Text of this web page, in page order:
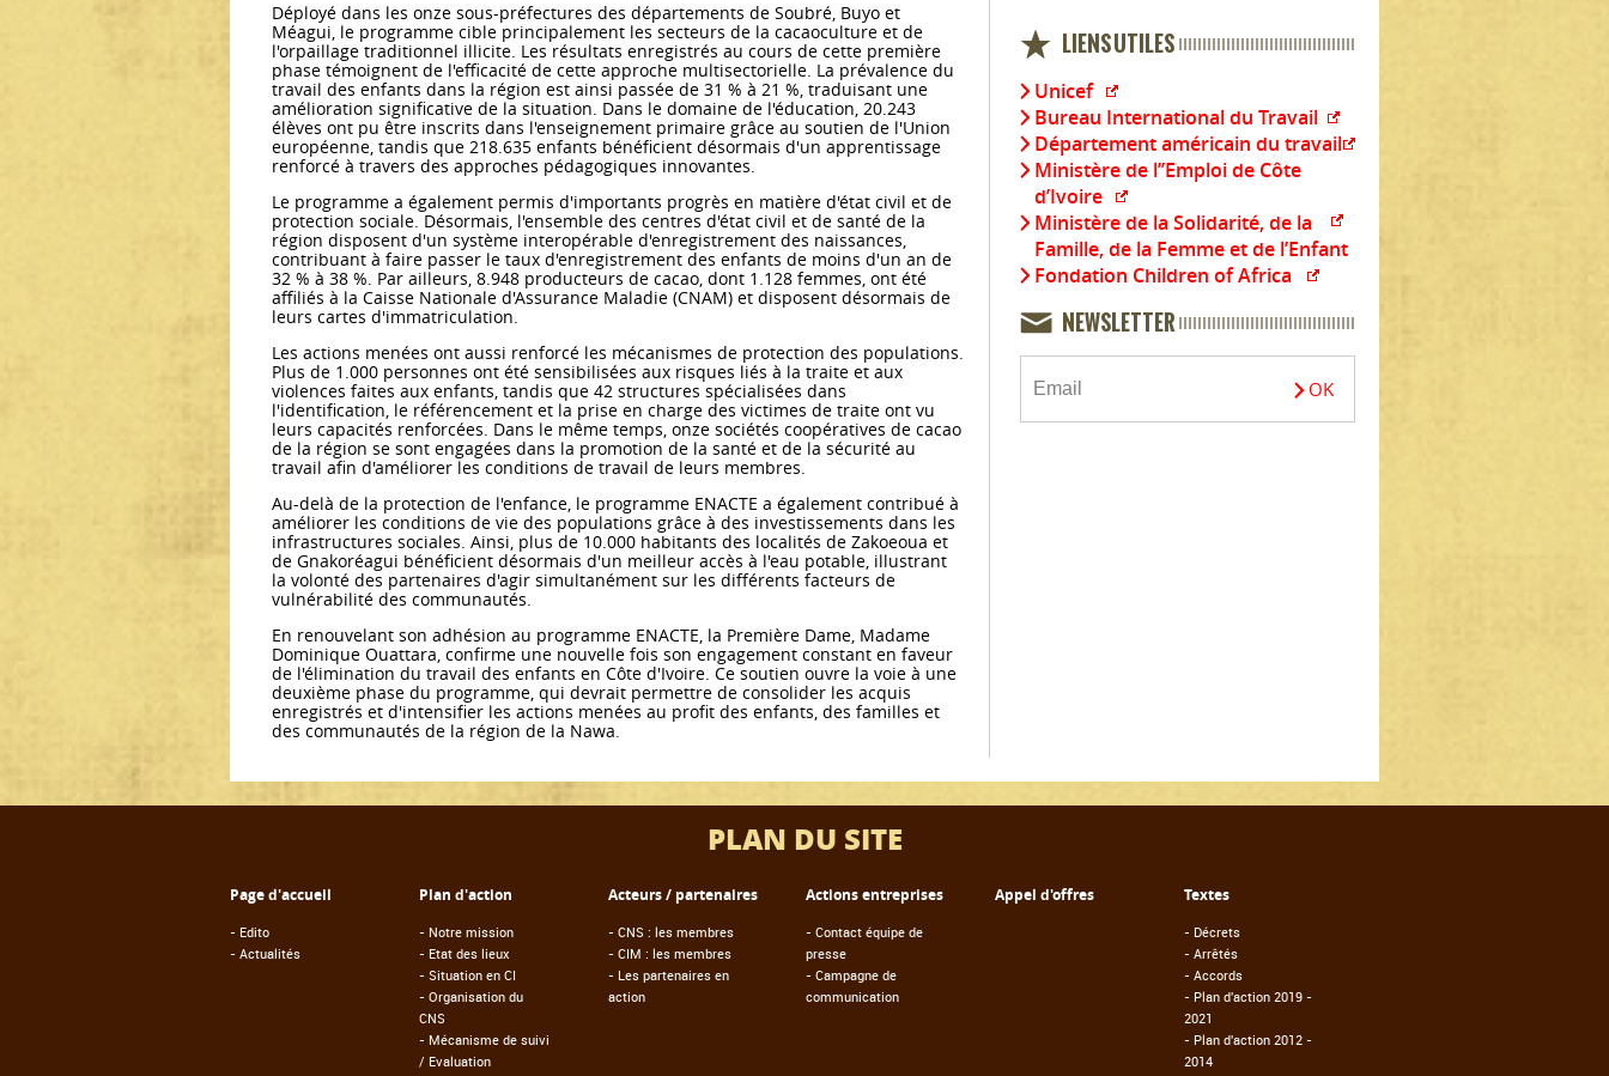
Déployé dans les onze sous-préfectures des départements de Soubré, Buyo et
Méagui, le programme cible principalement les secteurs de la cacaoculture et de
l'orpaillage traditionnel illicite. Les résultats enregistrés au cours de cette première
phase témoignent de l'efficacité de cette approche multisectorielle. La prévalence du
travail des enfants dans la région est ainsi passée de 31 % à 21 %, traduisant une
amélioration significative de la situation. Dans le domaine de l'éducation, 20.243
élèves ont pu être inscrits dans l'enseignement primaire grâce au soutien de l'Union
européenne, tandis que 218.635 enfants bénéficient désormais d'un apprentissage
renforcé à travers des approches pédagogiques innovantes.
Le programme a également permis d'importants progrès en matière d'état civil et de
protection sociale. Désormais, l'ensemble des centres d'état civil et de santé de la
région disposent d'un système interopérable d'enregistrement des naissances,
contribuant à faire passer le taux d'enregistrement des enfants de moins d'un an de
32 % à 38 %. Par ailleurs, 8.948 producteurs de cacao, dont 1.128 femmes, ont été
affiliés à la Caisse Nationale d'Assurance Maladie (CNAM) et disposent désormais de
leurs cartes d'immatriculation.
Les actions menées ont aussi renforcé les mécanismes de protection des populations.
Plus de 1.000 personnes ont été sensibilisées aux risques liés à la traite et aux
violences faites aux enfants, tandis que 42 structures spécialisées dans
l'identification, le référencement et la prise en charge des victimes de traite ont vu
leurs capacités renforcées. Dans le même temps, onze sociétés coopératives de cacao
de la région se sont engagées dans la promotion de la santé et de la sécurité au
travail afin d'améliorer les conditions de travail de leurs membres.
Au-delà de la protection de l'enfance, le programme ENACTE a également contribué à
améliorer les conditions de vie des populations grâce à des investissements dans les
infrastructures sociales. Ainsi, plus de 10.000 habitants des localités de Zakoeoua et
de Gnakoréagui bénéficient désormais d'un meilleur accès à l'eau potable, illustrant
la volonté des partenaires d'agir simultanément sur les différents facteurs de
vulnérabilité des communautés.
En renouvelant son adhésion au programme ENACTE, la Première Dame, Madame
Dominique Ouattara, confirme une nouvelle fois son engagement constant en faveur
de l'élimination du travail des enfants en Côte d'Ivoire. Ce soutien ouvre la voie à une
deuxième phase du programme, qui devrait permettre de consolider les acquis
enregistrés et d'intensifier les actions menées au profit des enfants, des familles et
des communautés de la région de la Nawa.
LIENS UTILES
Unicef
Bureau International du Travail
Département américain du travail
Ministère de l’’Emploi de Côte
d’Ivoire
Ministère de la Solidarité, de la
Famille, de la Femme et de l’Enfant
Fondation Children of Africa
NEWSLETTER
PLAN DU SITE
Page d'accueil
- Edito
- Actualités
Plan d'action
- Notre mission
- Etat des lieux
- Situation en CI
- Organisation du
CNS
- Mécanisme de suivi
/ Evaluation
Acteurs / partenaires
- CNS : les membres
- CIM : les membres
- Les partenaires en
action
Actions entreprises
- Contact équipe de
presse
- Campagne de
communication
Appel d'offres Textes
- Décrets
- Arrêtés
- Accords
- Plan d'action 2019 -
2021
- Plan d'action 2012 -
2014